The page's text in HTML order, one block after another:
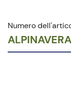
Numero
ALPINAVERA